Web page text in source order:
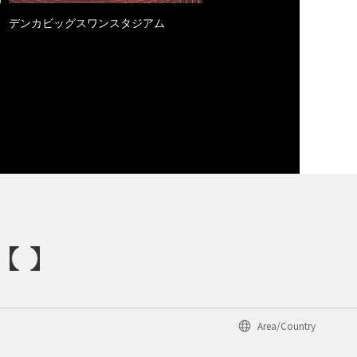
デンカビッグスワンスタジアム
Area/Country